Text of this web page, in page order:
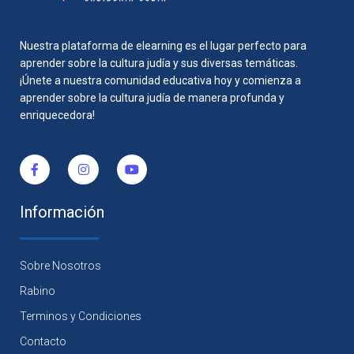
Nuestra plataforma de elearning es el lugar perfecto para
aprender sobre la cultura judía y sus diversas temáticas.
¡Únete a nuestra comunidad educativa hoy y comienza a
aprender sobre la cultura judía de manera profunda y
enriquecedora!
Información
Sobre Nosotros
Rabino
Terminos y Condiciones
Contacto